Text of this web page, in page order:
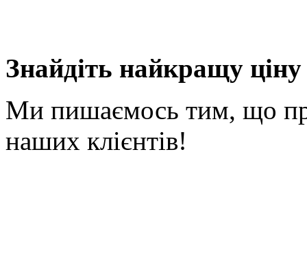
Знайдіть найкращу
Ми пишаємось тим, що
наших клієнтів!